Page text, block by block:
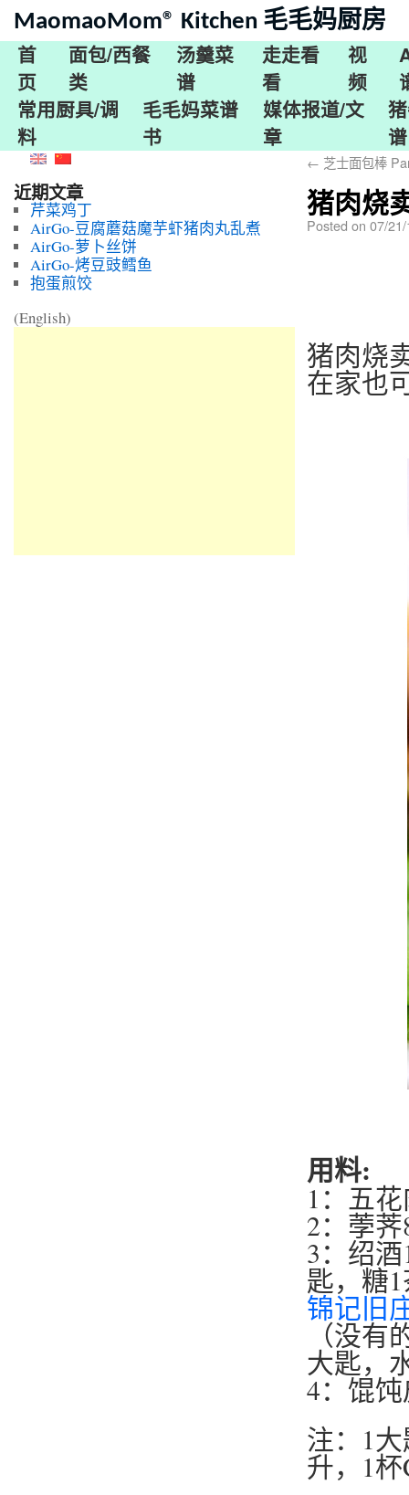
MaomaoMom® Kitchen 毛毛妈厨房
首
页
面包/西餐
类
汤羹菜
谱
走走看
看
视
频
常用厨具/调
料
毛毛妈菜谱
书
媒体报道/文
章
谱
← 芝士面包棒
猪肉烧
Posted on 07/
猪肉烧
在家也
用料:
1：五
2：荸
3：绍
匙，糖
锦记旧
（没
大匙，
4：馄
注：1大
升，1
近期文章
芹菜鸡丁
AirGo-豆腐蘑菇魔芋虾猪肉丸乱煮
AirGo-萝卜丝饼
AirGo-烤豆豉鳕鱼
抱蛋煎饺
(English)